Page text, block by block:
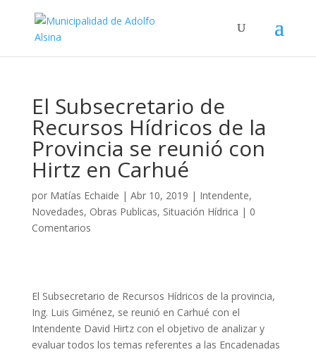
El Subsecretario de
Recursos Hídricos de la
Provincia se reunió con
Hirtz en Carhué
por Matías Echaide | Abr 10, 2019 | Intendente,
Novedades, Obras Publicas, Situación Hídrica | 0
Comentarios
El Subsecretario de Recursos Hídricos de la provincia,
Ing. Luis Giménez, se reunió en Carhué con el
Intendente David Hirtz con el objetivo de analizar y
evaluar todos los temas referentes a las Encadenadas